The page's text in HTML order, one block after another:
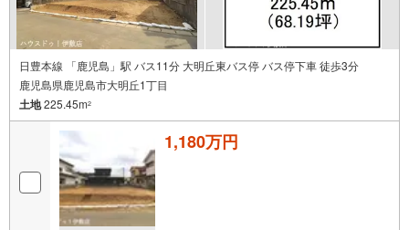
日豊本線 「鹿児島」駅 バス11分 大明丘東バス停 バス停下車 徒歩3分
鹿児島県鹿児島市大明丘1丁目
土地225.45m2
1,180万円